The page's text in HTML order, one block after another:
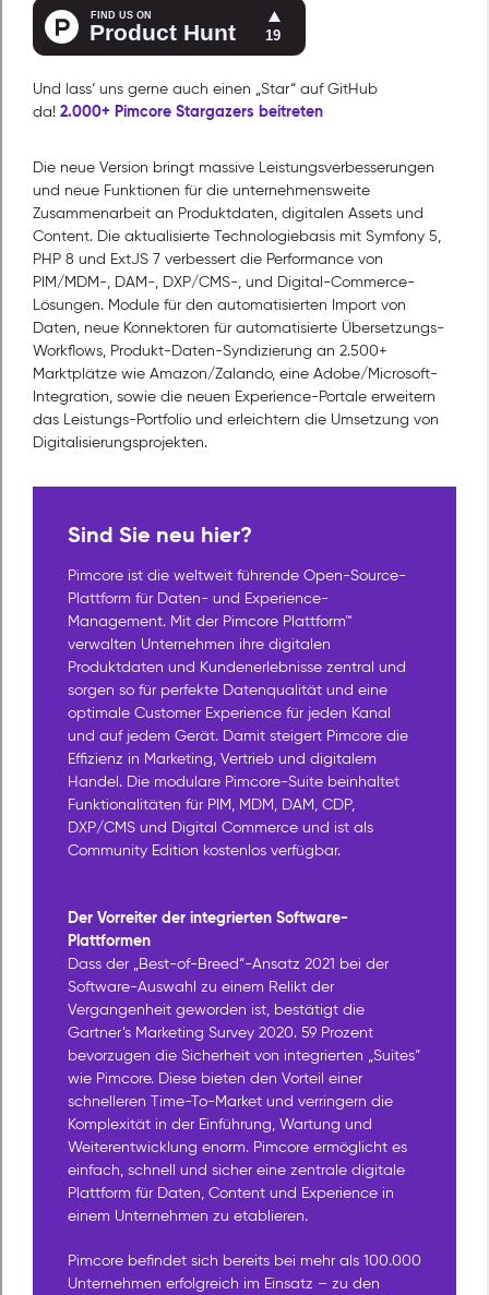
Und lass‘ uns gerne auch einen „Star“ auf GitHub
da! 2.000+ Pimcore Stargazers beitreten
Die neue Version bringt massive Leistungsverbesserungen
und neue Funktionen für die unternehmensweite
Zusammenarbeit an Produktdaten, digitalen Assets und
Content. Die aktualisierte Technologiebasis mit Symfony 5,
PHP 8 und ExtJS 7 verbessert die Performance von
PIM/MDM-, DAM-, DXP/CMS-, und Digital-Commerce-
Lösungen. Module für den automatisierten Import von
Daten, neue Konnektoren für automatisierte Übersetzungs-
Workflows, Produkt-Daten-Syndizierung an 2.500+
Marktplätze wie Amazon/Zalando, eine Adobe/Microsoft-
Integration, sowie die neuen Experience-Portale erweitern
das Leistungs-Portfolio und erleichtern die Umsetzung von
Digitalisierungsprojekten.
Sind Sie neu hier?
Pimcore ist die weltweit führende Open-Source-
Plattform für Daten- und Experience-
Management. Mit der Pimcore Plattform™
verwalten Unternehmen ihre digitalen
Produktdaten und Kundenerlebnisse zentral und
sorgen so für perfekte Datenqualität und eine
optimale Customer Experience für jeden Kanal
und auf jedem Gerät. Damit steigert Pimcore die
Effizienz in Marketing, Vertrieb und digitalem
Handel. Die modulare Pimcore-Suite beinhaltet
Funktionalitäten für PIM, MDM, DAM, CDP,
DXP/CMS und Digital Commerce und ist als
Community Edition kostenlos verfügbar.
Der Vorreiter der integrierten Software-
Plattformen
Dass der „Best-of-Breed“-Ansatz 2021 bei der
Software-Auswahl zu einem Relikt der
Vergangenheit geworden ist, bestätigt die
Gartner’s Marketing Survey 2020. 59 Prozent
bevorzugen die Sicherheit von integrierten „Suites“
wie Pimcore. Diese bieten den Vorteil einer
schnelleren Time-To-Market und verringern die
Komplexität in der Einführung, Wartung und
Weiterentwicklung enorm. Pimcore ermöglicht es
einfach, schnell und sicher eine zentrale digitale
Plattform für Daten, Content und Experience in
einem Unternehmen zu etablieren.
Pimcore befindet sich bereits bei mehr als 100.000
Unternehmen erfolgreich im Einsatz – zu den